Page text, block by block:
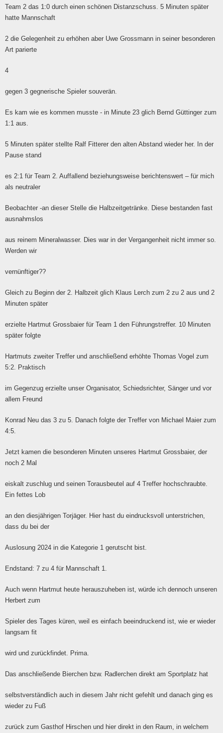
Team 2 das 1:0 durch einen schönen Distanzschuss. 5 Minuten später
hatte Mannschaft
2 die Gelegenheit zu erhöhen aber Uwe Grossmann in seiner besonderen
Art parierte
4
gegen 3 gegnerische Spieler souverän.
Es kam wie es kommen musste - in Minute 23 glich Bernd Güttinger zum
1:1 aus.
5 Minuten später stellte Ralf Fitterer den alten Abstand wieder her. In der
Pause stand
es 2:1 für Team 2. Auffallend beziehungsweise berichtenswert – für mich
als neutraler
Beobachter -an dieser Stelle die Halbzeitgetränke. Diese bestanden fast
ausnahmslos
aus reinem Mineralwasser. Dies war in der Vergangenheit nicht immer so.
Werden wir
vernünftiger??
Gleich zu Beginn der 2. Halbzeit glich Klaus Lerch zum 2 zu 2 aus und 2
Minuten später
erzielte Hartmut Grossbaier für Team 1 den Führungstreffer. 10 Minuten
später folgte
Hartmuts zweiter Treffer und anschließend erhöhte Thomas Vogel zum
5:2. Praktisch
im Gegenzug erzielte unser Organisator, Schiedsrichter, Sänger und vor
allem Freund
Konrad Neu das 3 zu 5. Danach folgte der Treffer von Michael Maier zum
4:5.
Jetzt kamen die besonderen Minuten unseres Hartmut Grossbaier, der
noch 2 Mal
eiskalt zuschlug und seinen Torausbeutel auf 4 Treffer hochschraubte.
Ein fettes Lob
an den diesjährigen Torjäger. Hier hast du eindrucksvoll unterstrichen,
dass du bei der
Auslosung 2024 in die Kategorie 1 gerutscht bist.
Endstand: 7 zu 4 für Mannschaft 1.
Auch wenn Hartmut heute herauszuheben ist, würde ich dennoch unseren
Herbert zum
Spieler des Tages küren, weil es einfach beeindruckend ist, wie er wieder
langsam fit
wird und zurückfindet. Prima.
Das anschließende Bierchen bzw. Radlerchen direkt am Sportplatz hat
selbstverständlich auch in diesem Jahr nicht gefehlt und danach ging es
wieder zu Fuß
zurück zum Gasthof Hirschen und hier direkt in den Raum, in welchem